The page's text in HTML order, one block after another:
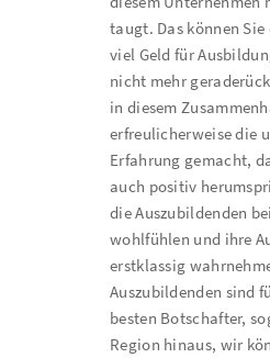
taugt. Das können
viel Geld für
nicht mehr
in diesem
erfreulicherweise die
Erfahrung gemacht,
auch positiv
die Auszubildenden
wohlfühlen und ihre
erstklassig
Auszubildenden sind
besten Botschafter,
Region hinaus, wir